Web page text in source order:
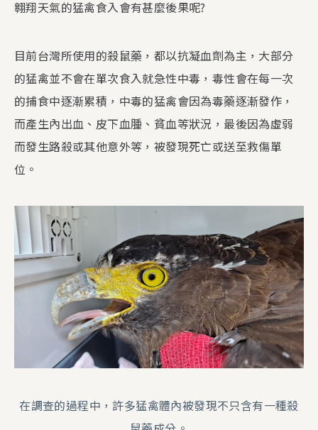
翱翔天氣的猛禽食入會有甚麼後果呢?
目前台灣所使用的殺鼠藥，都以抗凝血劑為主，大部分
的猛禽並不會在單次食入就急性中毒，毒性會在每一次
的捕食中逐漸累積，中毒的猛禽會因為毒藥逐漸發作，
而產生內出血、皮下血腫、貧血等狀況，最後因為虛弱
而發生路殺或其他意外等，被發現死亡或送至救傷單
位。
在調查的過程中，許多猛禽體內被發現不只含有一種殺